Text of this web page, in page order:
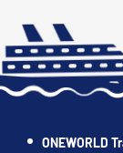
ONEWORLD